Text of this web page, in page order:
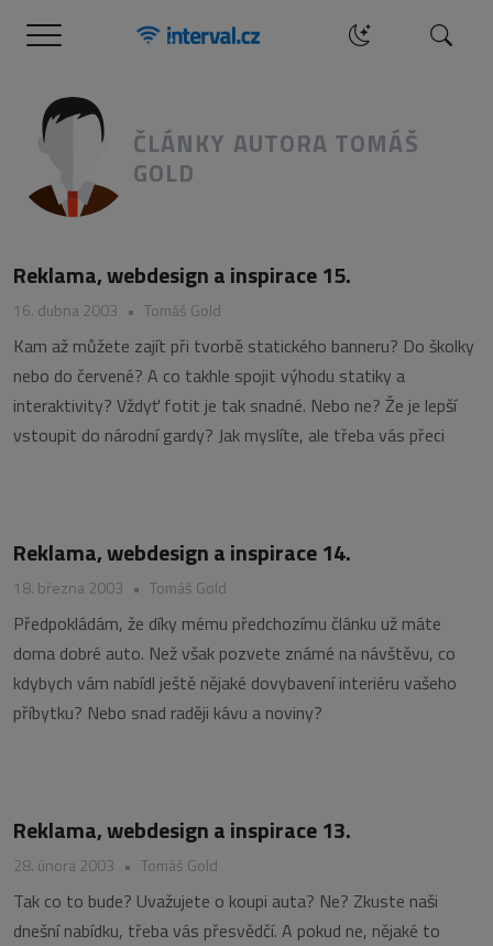
Menu Hledat
ČLÁNKY AUTORA TOMÁŠ
GOLD
Reklama, webdesign a inspirace 15.
16. dubna 2003 • Tomáš Gold
Kam až můžete zajít při tvorbě statického banneru? Do školky
nebo do červené? A co takhle spojit výhodu statiky a
interaktivity? Vždyť fotit je tak snadné. Nebo ne? Že je lepší
vstoupit do národní gardy? Jak myslíte, ale třeba vás přeci
Reklama, webdesign a inspirace 14.
18. března 2003 • Tomáš Gold
Předpokládám, že díky mému předchozímu článku už máte
doma dobré auto. Než však pozvete známé na návštěvu, co
kdybych vám nabídl ještě nějaké dovybavení interiéru vašeho
příbytku? Nebo snad raději kávu a noviny?
Reklama, webdesign a inspirace 13.
28. února 2003 • Tomáš Gold
Tak co to bude? Uvažujete o koupi auta? Ne? Zkuste naši
dnešní nabídku, třeba vás přesvědčí. A pokud ne, nějaké to